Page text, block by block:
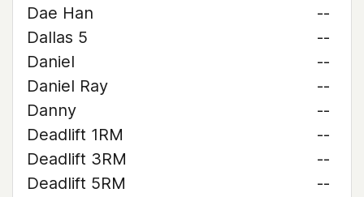
Dae Han
--
Dallas 5
--
Daniel
--
Daniel Ray
--
Danny
--
Deadlift 1RM
--
Deadlift 3RM
--
Deadlift 5RM
--